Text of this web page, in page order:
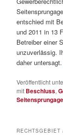
entschied mit
und 2011 in 13
Betreiber einer
unzuverlässig.
daher
Veröffentlicht
mit Beschluss,
RECHTSGEBIET